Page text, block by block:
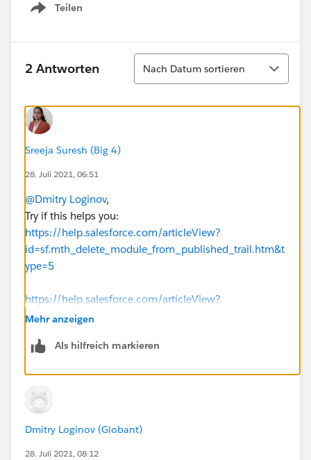
Teilen
Show menu
2 Antworten
Sortieren
Nach Datum sortieren
Sreeja Suresh (Big 4)
28. Juli 2021, 06:51
@Dmitry Loginov,
Try if this helps you:
https://help.salesforce.com/articleView?
id=sf.mth_delete_module_from_published_trail.htm&t
ype=5
https://help.salesforce.com/articleView?
id=sf.mth_archive_content_with_tm_release.htm&type
Mehr anzeigen
Als hilfreich markieren
Dmitry Loginov (Globant)
28. Juli 2021, 08:12